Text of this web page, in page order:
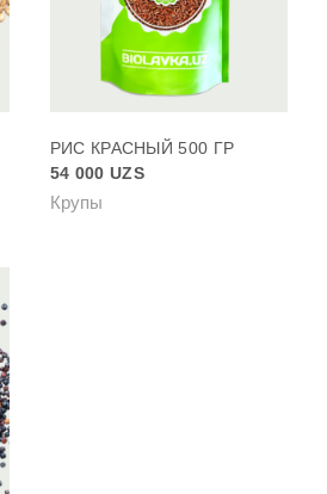
РИС КРАСНЫЙ 500 ГР
54 000 UZS
Крупы